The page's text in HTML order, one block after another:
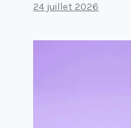
24 juillet 2026